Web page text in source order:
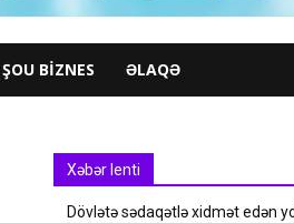
ŞOU BIZNES ƏLAQƏ
Xəbər lenti
Dövlətə sədaqətlə xidmət edən